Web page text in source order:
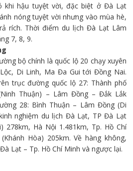
khi hậu tuyệt vời, đặc biệt ở Đà Lạt
nóng tuyệt vời nhưng vào mùa hè,
rích. Thời điểm du lịch Đà Lạt Lâm
7, 8, 9.
bộ chính là quốc lộ 20 chạy xuyên
Di Linh, Ma Đa Gui tới Đồng Nai.
trục đường quốc lộ 27: Thành phố
Thuận) – Lâm Đồng – Đắk Lắk
28: Bình Thuận – Lâm Đồng (Di
nghiệm du lịch Đà Lạt, TP Đà Lạt
278km, Hà Nội 1.481km, Tp. Hồ Chí
Hòa) 205km. Về hàng không,
Lạt – Tp. Hồ Chí Minh và ngược lại.